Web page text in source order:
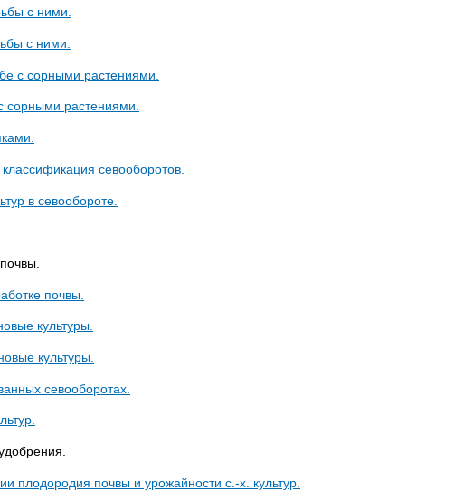
с ними.
с ними.
с сорными растениями.
сорными растениями.
севооборотов.
в севообороте.
почвы.
культуры.
культуры.
севооборотах.
плодородия почвы и урожайности с.-х. культур.